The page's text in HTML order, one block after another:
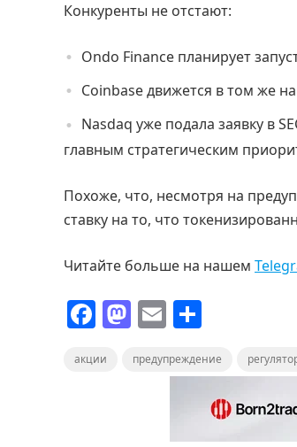
Конкуренты не отстают:
Ondo Finance планирует
Coinbase движется в том же
Nasdaq уже подала заявку в
главным стратегическим
Похоже, что, несмотря на
ставку на то, что
Читайте больше на нашем
F
c
M
st
E
ai п
р
а
акции предупреждение